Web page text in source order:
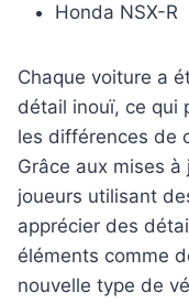
Honda NSX-R
Chaque voiture a
détail inouï, ce qui
les différences de
Grâce aux mises
joueurs utilisant
apprécier des
éléments comme
nouvelle type de